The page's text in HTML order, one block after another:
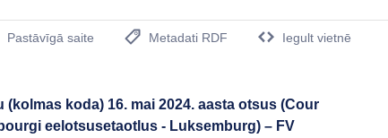
Pastāvīgā saite
Metadati RDF
Iegult vietnē
koda) 16. mai 2024. aasta otsus (Cour
eelotsusetaotlus - Luksemburg) – FV